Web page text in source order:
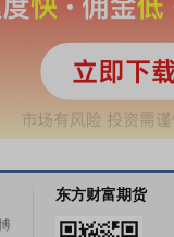
东方财富期货